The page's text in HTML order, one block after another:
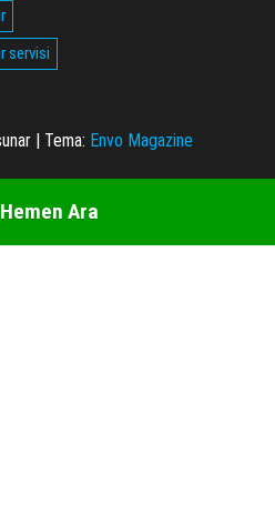
servisi
| Tema: Envo Magazine
Hemen Ara